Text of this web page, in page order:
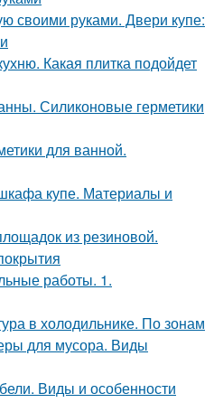
своими руками. Двери купе:
Какая плитка подойдет
Силиконовые герметики
для ванной.
купе. Материалы и
из резиновой.
работы. 1.
в холодильнике. По зонам
для мусора. Виды
Виды и особенности